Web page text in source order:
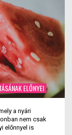
ELŐNYEI
a nyári
nem csak
előnnyel is